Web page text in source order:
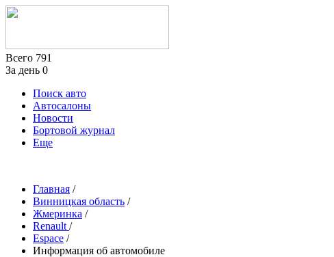
Всего 791
За день 0
Поиск авто
Автосалоны
Новости
Бортовой журнал
Еще
Главная /
Винницкая область /
Жмеринка /
Renault /
Espace /
Информация об автомобиле